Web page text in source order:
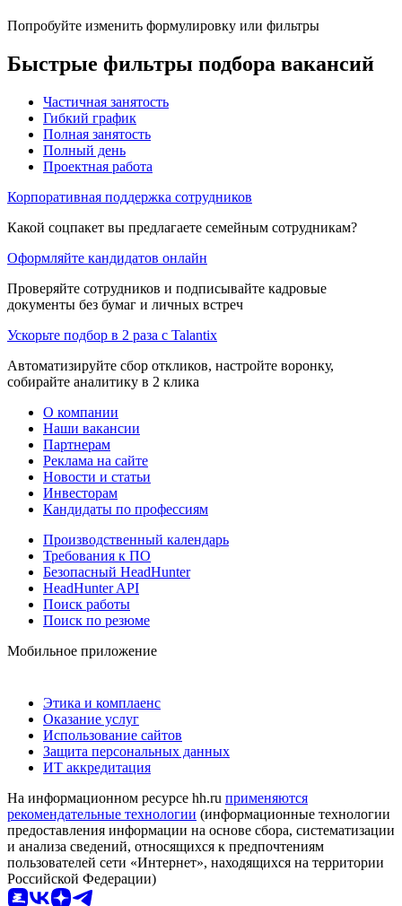
Попробуйте изменить формулировку или фильтры
Быстрые фильтры подбора вакансий
Частичная занятость
Гибкий график
Полная занятость
Полный день
Проектная работа
Корпоративная поддержка сотрудников
Какой соцпакет вы предлагаете семейным сотрудникам?
Оформляйте кандидатов онлайн
Проверяйте сотрудников и подписывайте кадровые
документы без бумаг и личных встреч
Ускорьте подбор в 2 раза с Talantix
Автоматизируйте сбор откликов, настройте воронку,
собирайте аналитику в 2 клика
О компании
Наши вакансии
Партнерам
Реклама на сайте
Новости и статьи
Инвесторам
Кандидаты по профессиям
Производственный календарь
Требования к ПО
Безопасный HeadHunter
HeadHunter API
Поиск работы
Поиск по резюме
Мобильное приложение
Этика и комплаенс
Оказание услуг
Использование сайтов
Защита персональных данных
ИТ аккредитация
На информационном ресурсе hh.ru применяются
рекомендательные технологии (информационные технологии
предоставления информации на основе сбора, систематизации
и анализа сведений, относящихся к предпочтениям
пользователей сети «Интернет», находящихся на территории
Российской Федерации)